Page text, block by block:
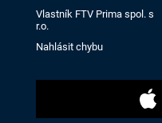
Vlastník FTV Prima spol. s
r.o.
Nahlásit chybu